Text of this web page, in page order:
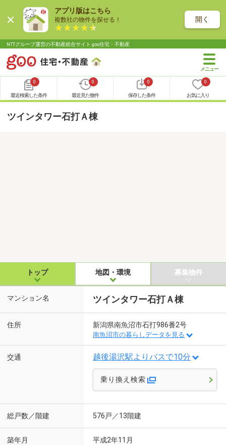
アプリ版はこちら
複数社の物件を探せる！ 開く
NTTグループ運営の不動産総合サイト goo住宅・不動産
0
最近検索した条件
0
最近見た物件
0
保存した条件
0
お気に入り
ツインタワー石打Ａ棟
トップ 地図・環境 募集物件
マンション名 ツインタワー石打Ａ棟
住所 新潟県南魚沼市石打986番2号
南魚沼市の暮らしデータを見る
交通 越後湯沢駅よりバスで10分
乗り換え検索
総戸数／階建 576戸／13階建
築年月 平成2年11月